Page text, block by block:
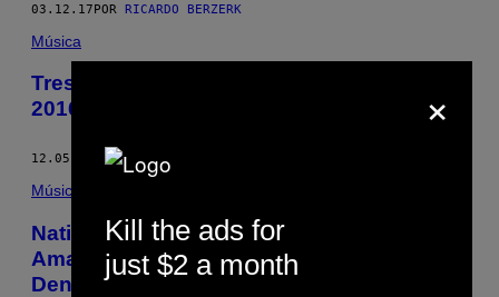
03.12.17POR RICARDO BERZERK
Música
Tres rutas de baile para el Sónar Bogotá
2016
12.05.16 PORTHUMP COLOMBIA
Música
Native Instruments se sumerge en el
Amazonas peruano con Dengue Dengue
Dengue!
×
Kill the ads for
just $2 a month